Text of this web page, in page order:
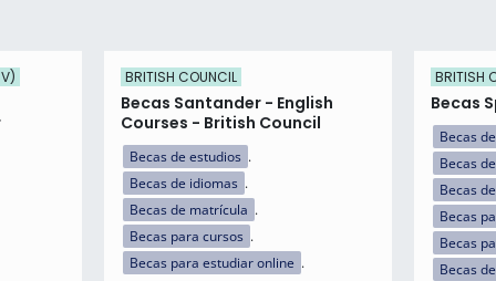
BRITISH COUNCIL
Becas Santander - English
Courses - British Council
Becas de estudios
Becas de idiomas
Becas de matrícula
Becas para cursos
Becas para estudiar online
BRITISH
Becas
Becas
Becas
Becas
Becas
Becas
Becas